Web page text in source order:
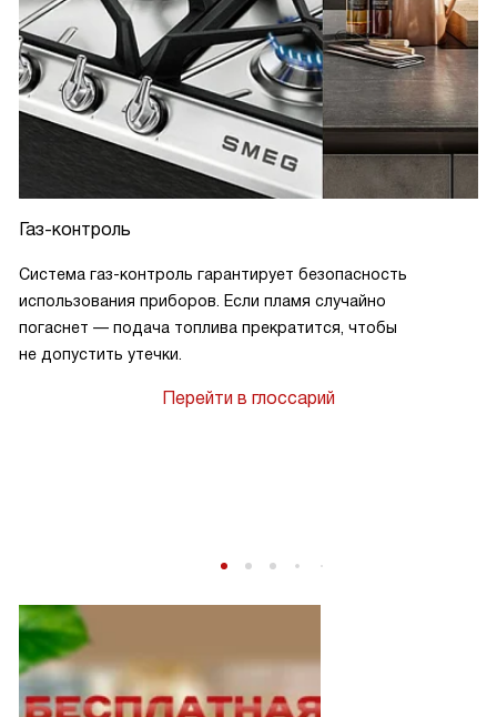
Газ-контроль
Система газ-контроль гарантирует безопасность
использования приборов. Если пламя случайно
погаснет — подача топлива прекратится, чтобы
не допустить утечки.
Перейти в глоссарий